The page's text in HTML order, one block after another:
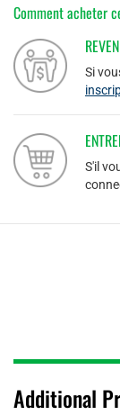
Comment acheter
Si
S'il
Additional